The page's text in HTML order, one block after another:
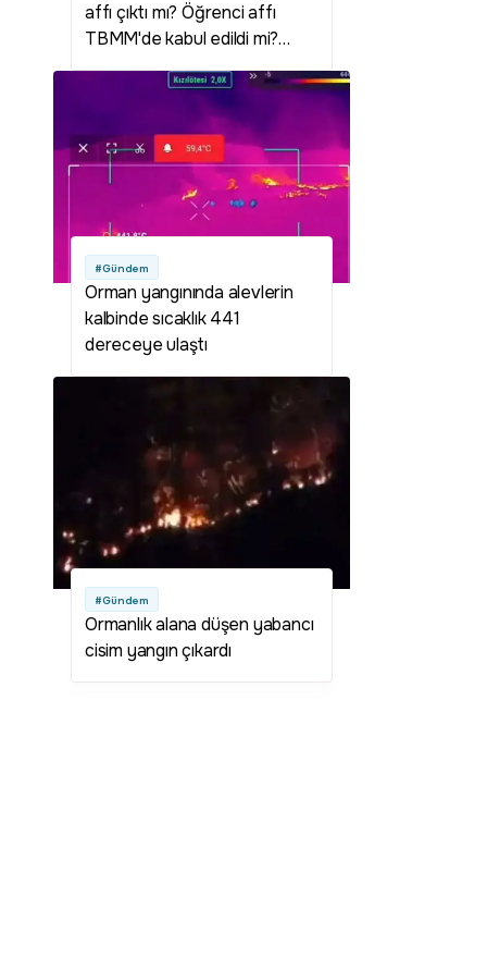
affı çıktı mı? Öğrenci affı
TBMM'de kabul edildi mi?
mi? Öğrenci affı ne zaman
çıkacak? Öğrenci affı çıktı mı?
#Gündem
Orman yangınında alevlerin
kalbinde sıcaklık 441
dereceye ulaştı
#Gündem
Ormanlık alana düşen yabancı
cisim yangın çıkardı